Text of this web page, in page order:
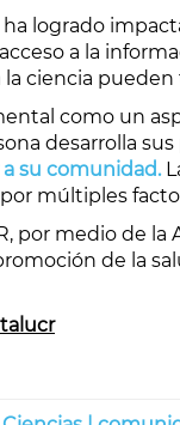
logrado
a la
ciencia pueden
como un
desarrolla sus
su comunidad.
múltiples
por medio de
de la